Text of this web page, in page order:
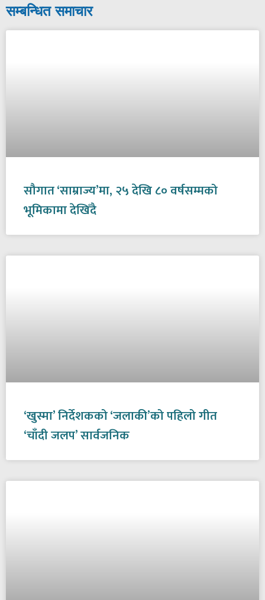
सम्बन्धित समाचार
सौगात ‘साम्राज्य’मा, २५ देखि ८० वर्षसम्मको
भूमिकामा देखिँदै
‘खुस्मा’ निर्देशकको ‘जलाकी’को पहिलो गीत
‘चाँदी जलप’ सार्वजनिक